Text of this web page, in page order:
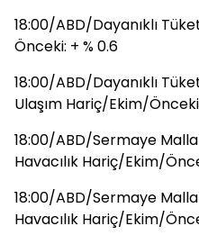
18:00/ABD/Dayanıklı
Önceki: + % 0.6
18:00/ABD/Dayanıklı
Ulaşım Hariç/Ekim/
18:00/ABD/Sermaye
Havacılık Hariç/Ekim/
18:00/ABD/Sermaye
Havacılık Hariç/Ekim/